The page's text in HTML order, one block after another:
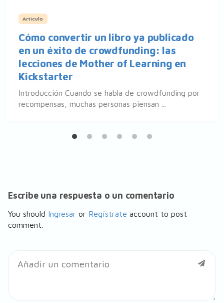
Artículo
Cómo convertir un libro ya publicado
en un éxito de crowdfunding: las
lecciones de Mother of Learning en
Kickstarter
Introducción Cuando se habla de crowdfunding por
recompensas, muchas personas piensan ...
Escribe una respuesta o un comentario
You should Ingresar or Regístrate account to post
comment.